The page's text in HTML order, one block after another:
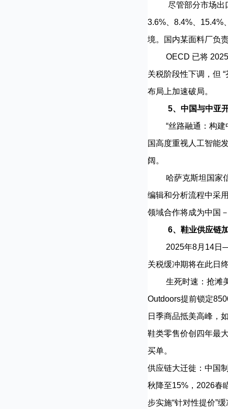
尽管部分市场出口
3.6%、8.4%、15.4%
境。国内某面料厂负
OECD 已将 2025
关税阶段性下调，但
布局上加速破局。
5、中国与中亚
“丝路融通：构建中
国高度重视人工智能
阔。
哈萨克斯坦国家信
编辑和分析流程中采
领域合作将成为中国
6、鞋业供应链
2025年8月14日——
关税缓冲期将在此日
生死时速：抢滩美
Outdoors提前锁定
日季商品抵美高峰，
鞋类零售价创四年最
买单。
供应链大迁徙：中国
秋降至15%，2026春
步实施“针对性提价”